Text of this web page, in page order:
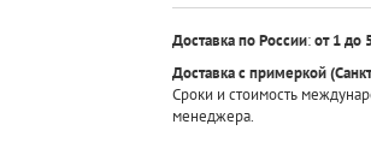
Доставка по России:от 1 до
Доставка с примеркой
Сроки и стоимость
менеджера.